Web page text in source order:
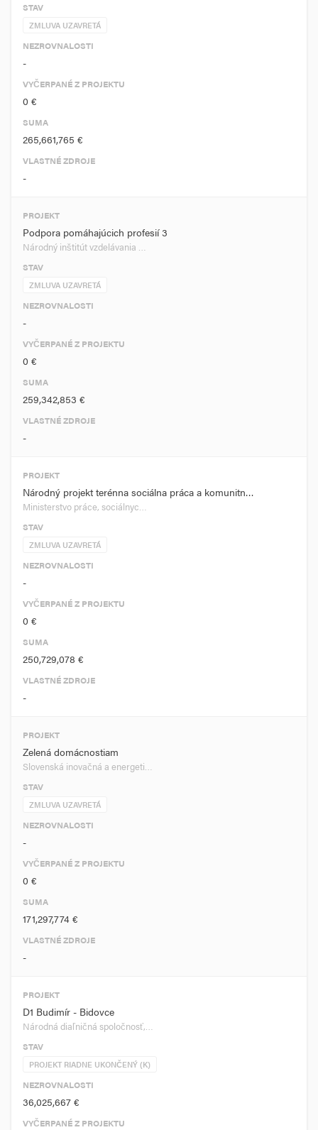
STAV
ZMLUVA UZAVRETÁ
NEZROVNALOSTI
-
VYČERPANÉ Z PROJEKTU
0 €
SUMA
265,661,765 €
VLASTNÉ ZDROJE
-
PROJEKT
Podpora pomáhajúcich profesií 3
Národný inštitút vzdelávania …
STAV
ZMLUVA UZAVRETÁ
NEZROVNALOSTI
-
VYČERPANÉ Z PROJEKTU
0 €
SUMA
259,342,853 €
VLASTNÉ ZDROJE
-
PROJEKT
Národný projekt terénna sociálna práca a komunitn…
Ministerstvo práce, sociálnyc…
STAV
ZMLUVA UZAVRETÁ
NEZROVNALOSTI
-
VYČERPANÉ Z PROJEKTU
0 €
SUMA
250,729,078 €
VLASTNÉ ZDROJE
-
PROJEKT
Zelená domácnostiam
Slovenská inovačná a energeti…
STAV
ZMLUVA UZAVRETÁ
NEZROVNALOSTI
-
VYČERPANÉ Z PROJEKTU
0 €
SUMA
171,297,774 €
VLASTNÉ ZDROJE
-
PROJEKT
D1 Budimír - Bidovce
Národná diaľničná spoločnosť,…
STAV
PROJEKT RIADNE UKONČENÝ (K)
NEZROVNALOSTI
36,025,667 €
VYČERPANÉ Z PROJEKTU